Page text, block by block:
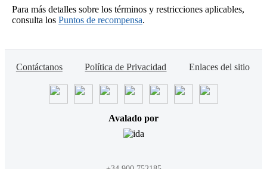
Para más detalles sobre los términos y restricciones aplicables,
consulta los Puntos de recompensa.
Contáctanos Política de Privacidad Enlaces del sitio
Avalado por